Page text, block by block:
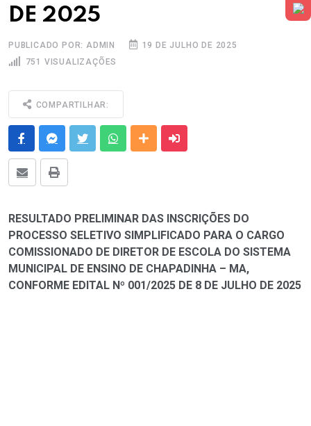
DE 2025
PUBLICADO POR: ADMIN
19 DE JULHO DE 2025
751 VISUALIZAÇÕES
COMPARTILHAR:
FacebookMessenger
Twitter WhatsappOutras Mídias
E-mail
RESULTADO PRELIMINAR DAS INSCRIÇÕES DO
PROCESSO SELETIVO SIMPLIFICADO PARA O CARGO
COMISSIONADO DE DIRETOR DE ESCOLA DO SISTEMA
MUNICIPAL DE ENSINO DE CHAPADINHA – MA,
CONFORME EDITAL Nº 001/2025 DE 8 DE JULHO DE 2025